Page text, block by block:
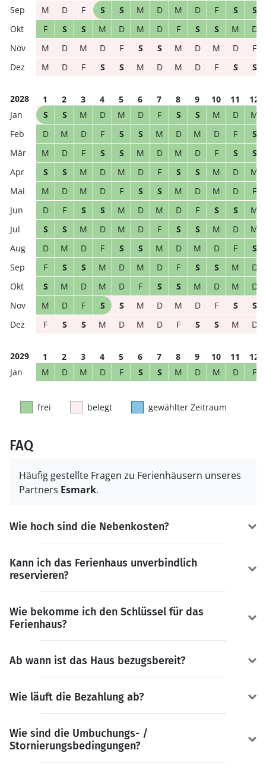
M D F S S M D M D F S
S
F
S S M D M D F S S M
D
M
D M D F S S M D M D
F
M
D F S S M D M D F S S
2028 1 2 3 4 5 6 7 8 9 10 11
12
S
S M D M D F S S M D
M
D
M D F S S M D M D F
S
M
D F S S M D M D F S
S
S
S M D M D F S S M D
M
M
D M D F S S M D M D
F
D
F S S M D M D F S S
M
S
S M D M D F S S M D
M
D
M D F S S M D M D F
S
F
S S M D M D F S S M
D
S
M D M D F S S M D M
D
M
D F S S M D M D F S
S
F
S S M D M D F S S M D
2029 1 2 3 4 5 6 7 8 9 10 11
12
M
D M D F S S M D M D F
frei belegt gewählter Zeitraum
FAQ
Häufig gestellte Fragen zu Ferienhäusern unseres
Partners Esmark.
Wie hoch sind die Nebenkosten?
Kann ich das Ferienhaus unverbindlich
reservieren?
Wie bekomme ich den Schlüssel für das
Ferienhaus?
Ab wann ist das Haus bezugsbereit?
Wie läuft die Bezahlung ab?
Wie sind die Umbuchungs- /
Stornierungsbedingungen?